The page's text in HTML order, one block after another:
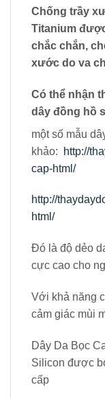
Chống trầy
Titanium
chắc chắn,
xước do va
Có thể nhận
dây đồng hồ
một số mẫu
khảo:
http://
cap-html/
http://
html/
Đó là độ dẻo
cực cao cho
Với khả năng
cảm giác mùi
Dây Da Bọc
Silicon được
cấp